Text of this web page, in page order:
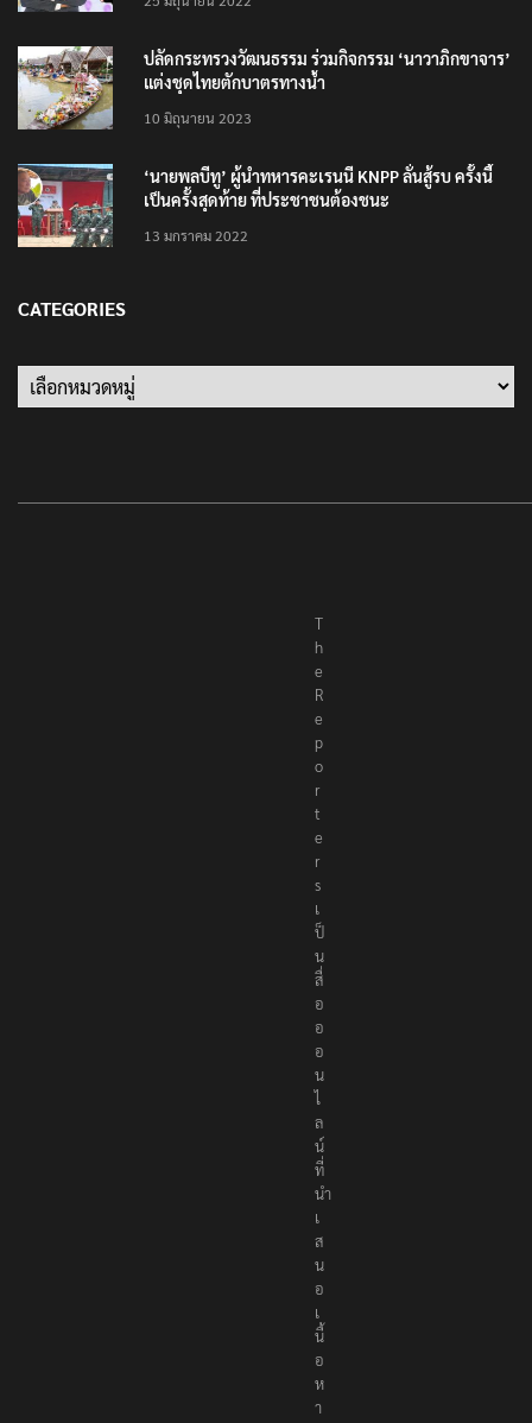
แต่งชุดไทยตักบาตรทางน้ำ
10 มิถุนายน 2023
เป็นครั้งสุดท้าย ที่ประชาชนต้องชนะ
13 มกราคม 2022
h
e
R
e
p
o
r
t
e
r
s
เ
ป็
น
สื่
อ
อ
อ
น
ไ
ล
น์
ที่
นำ
เ
ส
น
อ
เ
นื้
อ
ห
า
อ